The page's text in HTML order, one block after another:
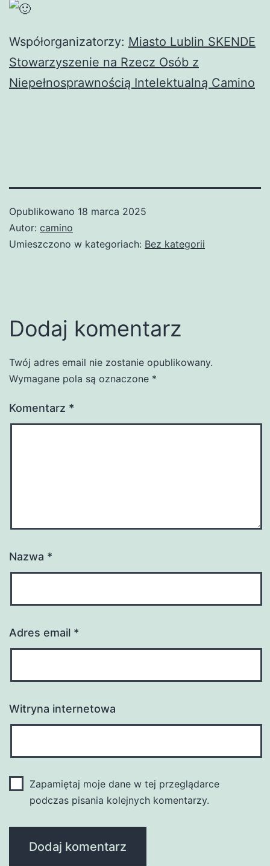
Współorganizatorzy: Miasto Lublin SKENDE
Stowarzyszenie na Rzecz Osób z
Niepełnosprawnością Intelektualną Camino
Opublikowano 18 marca 2025
Autor: camino
Umieszczono w kategoriach: Bez kategorii
Dodaj komentarz
Twój adres email nie zostanie opublikowany.
Wymagane pola są oznaczone *
Komentarz *
Nazwa *
Adres email *
Witryna internetowa
Zapamiętaj moje dane w tej przeglądarce
podczas pisania kolejnych komentarzy.